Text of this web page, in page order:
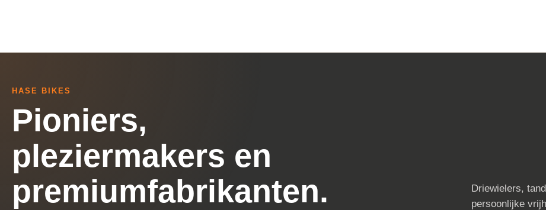
HASE BIKES
Pioniers,
pleziermakers en
premiumfabrikanten.
Driewielers,
persoonlijke